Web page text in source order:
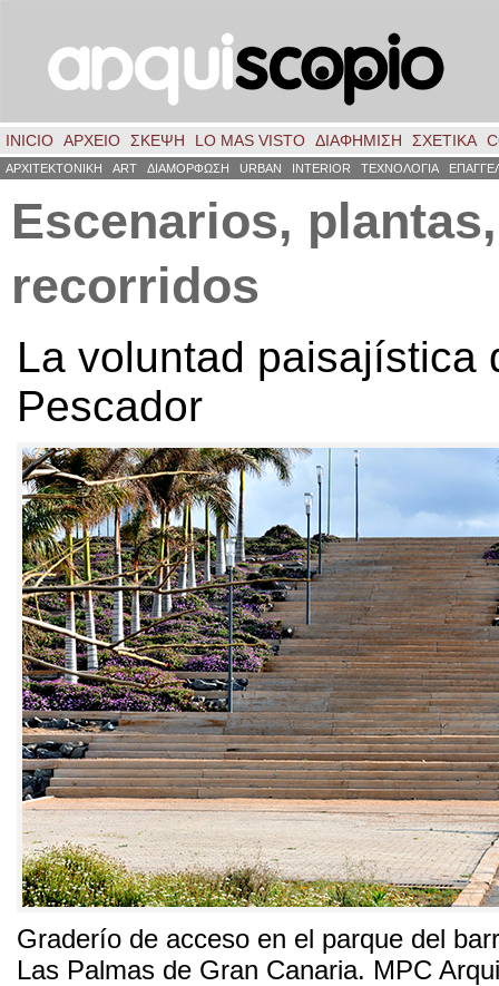
INICIO ΑΡΧΕΙΟ ΣΚΈΨΗ LO MAS VISTO ΔΙΑΦΗΜΙΣΗ ΣΧΕΤΙΚΑ
ΑΡΧΙΤΕΚΤΟΝΙΚΗ ART ΔΙΑΜΟΡΦΩΣΗ URBAN INTERIOR ΤΕΧΝΟΛΟΓΙΑ
Escenarios, plantas,
recorridos
La voluntad paisajística
Pescador
Graderío de acceso en el parque del
Las Palmas de Gran Canaria. MPC